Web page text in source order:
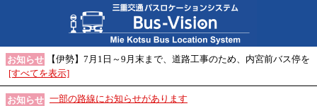
お知らせ
【伊勢】7月1日～9月末まで、道路工事のため、内宮前バス停を
[すべてを表示]
お知らせ 一部の路線にお知らせがあります